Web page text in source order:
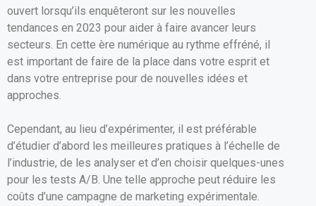
ouvert lorsqu’ils enquêteront sur les nouvelles
tendances en 2023 pour aider à faire avancer leurs
secteurs. En cette ère numérique au rythme effréné, il
est important de faire de la place dans votre esprit et
dans votre entreprise pour de nouvelles idées et
approches.
Cependant, au lieu d’expérimenter, il est préférable
d’étudier d’abord les meilleures pratiques à l’échelle de
l’industrie, de les analyser et d’en choisir quelques-unes
pour les tests A/B. Une telle approche peut réduire les
coûts d’une campagne de marketing expérimentale.